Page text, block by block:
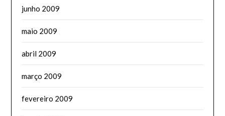
junho 2009
maio 2009
abril 2009
março 2009
fevereiro 2009